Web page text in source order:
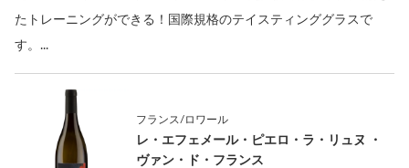
たトレーニングができる！国際規格のテイスティンググラスで
す。...
フランス/ロワール
レ・エフェメール・ピエロ・ラ・リュヌ ・
ヴァン・ド・フランス